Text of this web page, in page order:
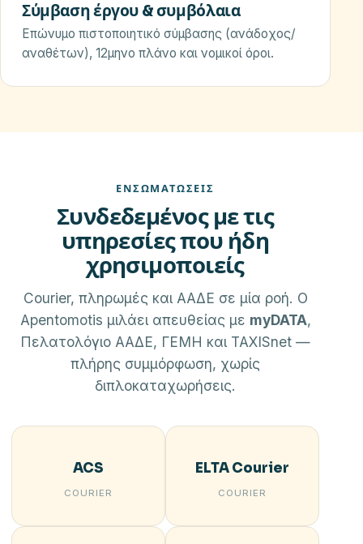
Σύμβαση έργου & συμβόλαια
Επώνυμο πιστοποιητικό σύμβασης (ανάδοχος/
αναθέτων), 12μηνο πλάνο και νομικοί όροι.
ΕΝΣΩΜΑΤΏΣΕΙΣ
Συνδεδεμένος με τις
υπηρεσίες που ήδη
χρησιμοποιείς
Courier, πληρωμές και ΑΑΔΕ σε μία ροή. Ο
Apentomotis μιλάει απευθείας με myDATA,
Πελατολόγιο ΑΑΔΕ, ΓΕΜΗ και TAXISnet —
πλήρης συμμόρφωση, χωρίς
διπλοκαταχωρήσεις.
ACS
COURIER
ELTA Courier
COURIER